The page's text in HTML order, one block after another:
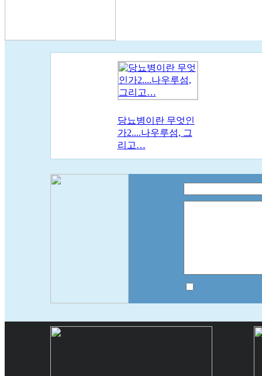
당뇨병이란 무엇인
가2....나우루섬, 그
리고…